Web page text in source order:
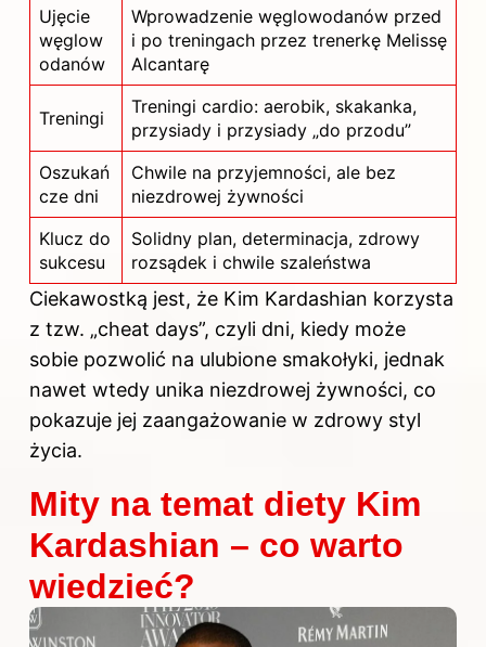
Ujęcie
węglow
odanów
Wprowadzenie węglowodanów przed
i po treningach przez trenerkę Melissę
Alcantarę
Treningi
Treningi cardio: aerobik, skakanka,
przysiady i przysiady „do przodu”
Oszukań
cze dni
Chwile na przyjemności, ale bez
niezdrowej żywności
Klucz do
sukcesu
Solidny plan, determinacja, zdrowy
rozsądek i chwile szaleństwa
Ciekawostką jest, że Kim Kardashian korzysta
z tzw. „cheat days”, czyli dni, kiedy może
sobie pozwolić na ulubione smakołyki, jednak
nawet wtedy unika niezdrowej żywności, co
pokazuje jej zaangażowanie w zdrowy styl
życia.
Mity na temat diety Kim
Kardashian – co warto
wiedzieć?